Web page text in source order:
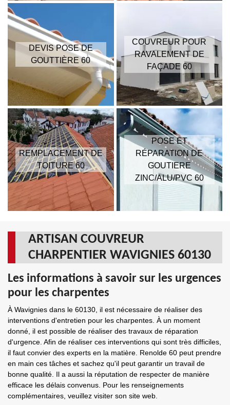
DEVIS POSE DE
GOUTTIÈRE 60
COUVREUR POUR
RAVALEMENT DE
FAÇADE 60
REMPLACEMENT DE
TOITURE 60
POSE ET
RÉPARATION DE
GOUTIERE
ZINC/ALU/PVC 60
ARTISAN COUVREUR
CHARPENTIER WAVIGNIES 60130
Les informations à savoir sur les urgences
pour les charpentes
À Wavignies dans le 60130, il est nécessaire de réaliser des
interventions d'entretien pour les charpentes. À un moment
donné, il est possible de réaliser des travaux de réparation
d'urgence. Afin de réaliser ces interventions qui sont très difficiles,
il faut convier des experts en la matière. Renolde 60 peut prendre
en main ces tâches et sachez qu'il peut garantir un travail de
bonne qualité. Il a aussi la réputation de respecter de manière
efficace les délais convenus. Pour les renseignements
complémentaires, veuillez visiter son site web.